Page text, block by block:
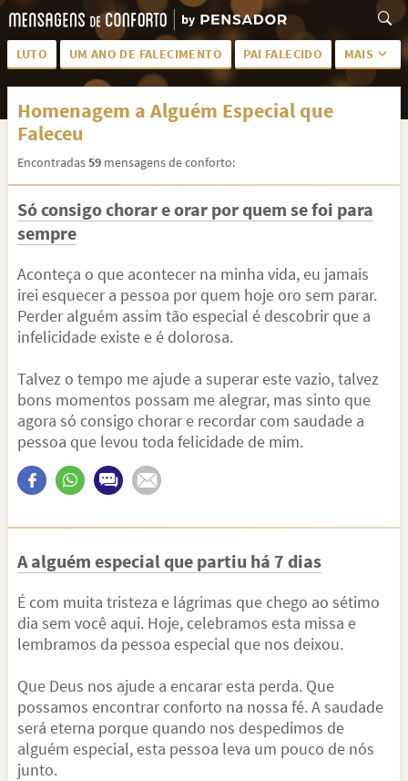
LUTO UM ANO DE FALECIMENTO PAI FALECIDO MAIS
LUTO PARA AMIGA PALAVRAS
SAUDADES DA MÃE PÊSAMES
PÊSAMES PARA AMIGA
MEUS SENTIMENTOS PÊSAMES PARA AMIGO
FRASES DE LUTO PARA AMIGO FIM DE NAMORO
Homenagem a Alguém Especial que
Faleceu
Encontradas59 mensagens de conforto:
Só consigo chorar e orar por quem se foi para
sempre
Aconteça o que acontecer na minha vida, eu jamais
irei esquecer a pessoa por quem hoje oro sem parar.
Perder alguém assim tão especial é descobrir que a
infelicidade existe e é dolorosa.
Talvez o tempo me ajude a superar este vazio, talvez
bons momentos possam me alegrar, mas sinto que
agora só consigo chorar e recordar com saudade a
pessoa que levou toda felicidade de mim.
A alguém especial que partiu há 7 dias
É com muita tristeza e lágrimas que chego ao sétimo
dia sem você aqui. Hoje, celebramos esta missa e
lembramos da pessoa especial que nos deixou.
Que Deus nos ajude a encarar esta perda. Que
possamos encontrar conforto na nossa fé. A saudade
será eterna porque quando nos despedimos de
alguém especial, esta pessoa leva um pouco de nós
junto.